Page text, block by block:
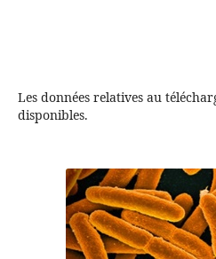
Les données relatives au
disponibles.